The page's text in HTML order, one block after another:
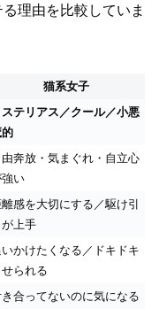
理由を比較していま
猫系女子
ステリアス／クール／小悪
的
由奔放・気まぐれ・自立心
い
離感を大切にする／駆け引
が上手
かけたくなる／ドキドキ
せられる
合ってないのに気になる